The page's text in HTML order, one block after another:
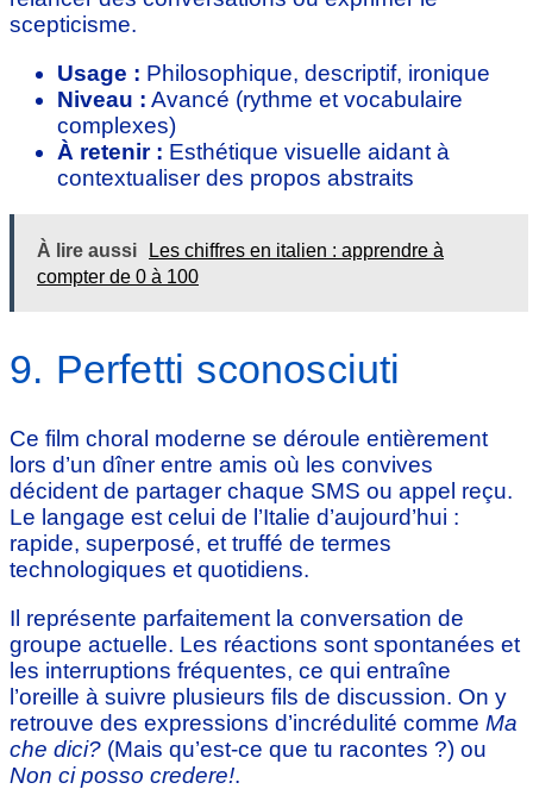
scepticisme.
Usage : Philosophique, descriptif, ironique
Niveau : Avancé (rythme et vocabulaire
complexes)
À retenir : Esthétique visuelle aidant à
contextualiser des propos abstraits
À lire aussi
Les chiffres en italien : apprendre à
compter de 0 à 100
9. Perfetti sconosciuti
Ce film choral moderne se déroule entièrement
lors d’un dîner entre amis où les convives
décident de partager chaque SMS ou appel reçu.
Le langage est celui de l’Italie d’aujourd’hui :
rapide, superposé, et truffé de termes
technologiques et quotidiens.
Il représente parfaitement la conversation de
groupe actuelle. Les réactions sont spontanées et
les interruptions fréquentes, ce qui entraîne
l’oreille à suivre plusieurs fils de discussion. On y
retrouve des expressions d’incrédulité comme Ma
che dici? (Mais qu’est-ce que tu racontes ?) ou
Non ci posso credere!.